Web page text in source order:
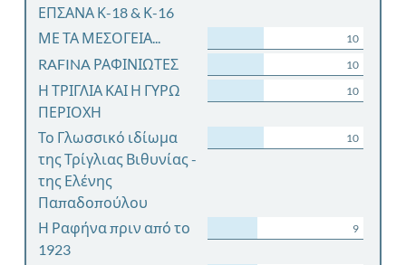
ΕΠΣΑΝΑ Κ-18 & Κ-16
ΜΕ ΤΑ ΜΕΣΟΓΕΙΑ... 10
RAFINA ΡΑΦΙΝΙΩΤΕΣ 10
Η ΤΡΙΓΛΙΑ ΚΑΙ Η ΓΥΡΩ
ΠΕΡΙΟΧΗ
10
Το Γλωσσικό ιδίωμα
της Τρίγλιας Βιθυνίας -
της Ελένης
Παπαδοπούλου
10
Η Ραφήνα πριν από το
1923
9